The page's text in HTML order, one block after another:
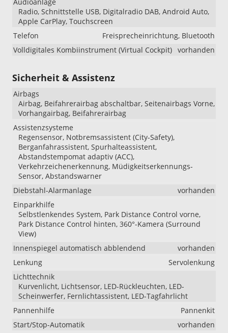
Radio, Schnittstelle USB, Digitalradio DAB, Android Auto,
Apple CarPlay, Touchscreen
Telefon
Freisprecheinrichtung, Bluetooth
Volldigitales Kombiinstrument (Virtual Cockpit) vorhanden
Sicherheit & Assistenz
Airbags
Airbag, Beifahrerairbag abschaltbar, Seitenairbags Vorne,
Vorhangairbag, Beifahrerairbag
Assistenzsysteme
Regensensor, Notbremsassistent (City-Safety),
Berganfahrassistent, Spurhalteassistent,
Abstandstempomat adaptiv (ACC),
Verkehrzeichenerkennung, Müdigkeitserkennungs-
Sensor, Abstandswarner
Diebstahl-Alarmanlage
vorhanden
Einparkhilfe
Selbstlenkendes System, Park Distance Control vorne,
Park Distance Control hinten, 360°-Kamera (Surround
View)
Innenspiegel automatisch abblendend
vorhanden
Lenkung
Servolenkung
Lichttechnik
Kurvenlicht, Lichtsensor, LED-Rückleuchten, LED-
Scheinwerfer, Fernlichtassistent, LED-Tagfahrlicht
Pannenhilfe
Pannenkit
Start/Stop-Automatik
vorhanden